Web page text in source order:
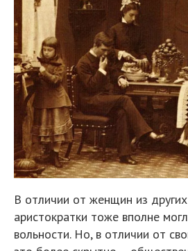
В отличии от женщин из
аристократки тоже вполне
вольности. Но, в отличии от